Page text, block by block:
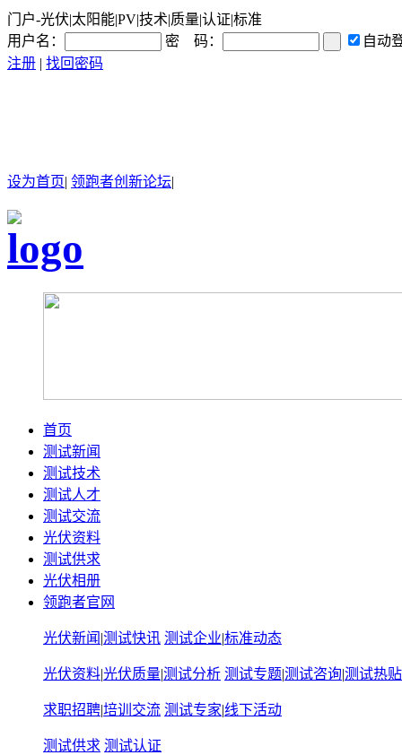
门户-光伏|太阳能|PV|技术|质量|认证|标准
用户名：
密 码：
自动
注册 | 找回密码
设为首页| 领跑者创新论坛|
首页
测试新闻
测试技术
测试人才
测试交流
光伏资料
测试供求
光伏相册
领跑者官网
光伏新闻 |测试快讯 测试企业|标准动态
光伏资料|光伏质量|测试分析 测试专题|测试咨询|测试热贴
求职招聘|培训交流 测试专家|线下活动
测试供求 测试认证